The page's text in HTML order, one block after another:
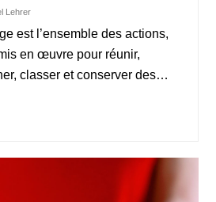
Lehrer
est l’ensemble des actions,
en œuvre pour réunir,
classer et conserver des…